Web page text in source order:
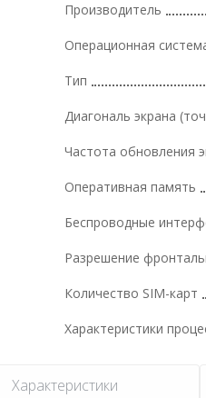
Производитель
Операционная
Тип
Диагональ экрана
Частота обновления
Оперативная память
Беспроводные
Разрешение
Количество SIM-карт
Характеристики
Характеристики